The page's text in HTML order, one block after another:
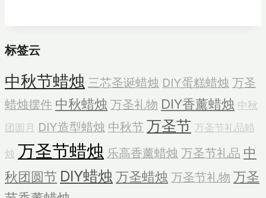
标签云
中秋节蜡烛 三芯圣诞蜡烛 DIY蛋糕蜡烛 万圣
蜡烛摆件 中秋蜡烛 万圣礼物 DIY香薰蜡烛 中秋
团圆月 DIY造型蜡烛 中秋节 万圣节 万圣节礼品蜡
烛 万圣节蜡烛 乐高香薰蜡烛 万圣节礼品 中
秋团圆节 DIY蜡烛 万圣蜡烛 万圣节礼物 万圣